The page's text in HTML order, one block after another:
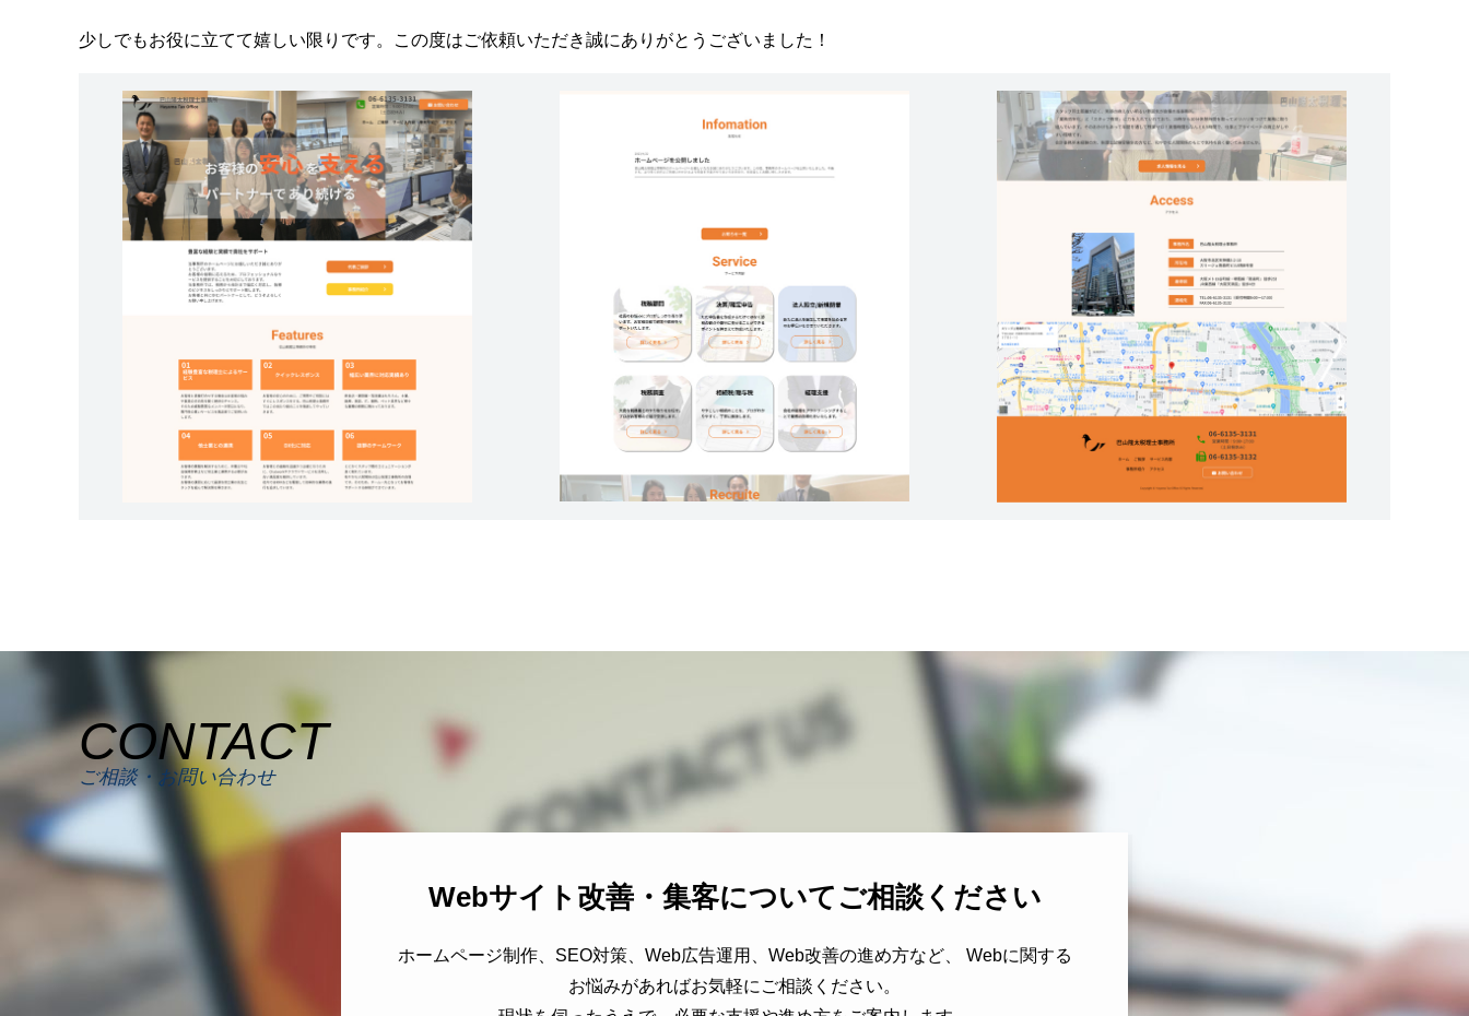
少しでもお役に立てて嬉しい限りです。この度はご依頼いただき誠にありがとうございました！
CONTACT
ご相談・お問い合わせ
Webサイト改善・集客についてご相談ください
ホームページ制作、SEO対策、Web広告運用、Web改善の進め方など、 Webに関する
お悩みがあればお気軽にご相談ください。